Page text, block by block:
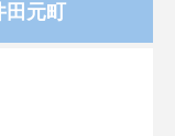
元町